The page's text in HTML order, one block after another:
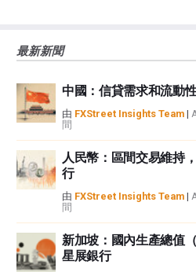
觀點，並不代表FXStreet或其廣告商的官方
如果文章正文中沒有明確提到，在撰寫本文
中都沒有頭寸，也沒有與文中提到的任何公
者沒有收到撰寫這篇文章的報酬。
FXStreet和作者不提供個性化的建議。作者
性不作任何陳述。FXStreet和作者將不承
或損害由此資訊及其顯示或使用引起的。錯
FXStreet並非註冊投資顧問，本文內容無意
最新新聞
中國：信貸需求和流動
由 FXStreet Insights Team |
間
人民幣：區間交易維持
行
由 FXStreet Insights Team |
間
新加坡：國內生產總值
星展銀行